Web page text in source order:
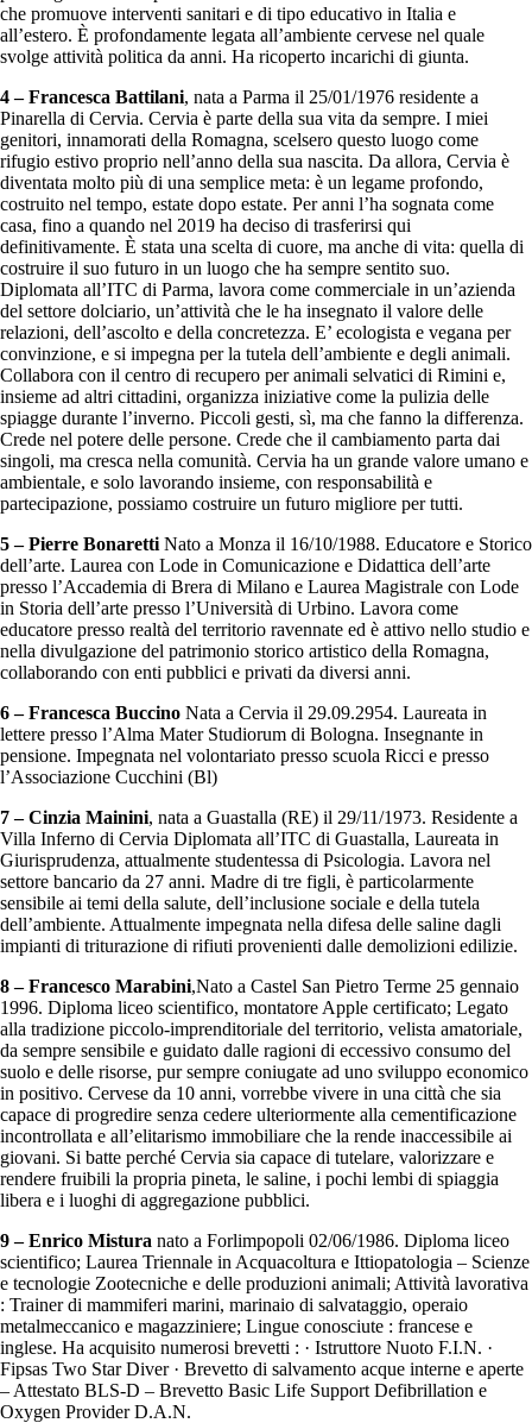
che promuove interventi sanitari e di tipo educativo in Italia e
all’estero. È profondamente legata all’ambiente cervese nel quale
svolge attività politica da anni. Ha ricoperto incarichi di giunta.
4 – Francesca Battilani, nata a Parma il 25/01/1976 residente a
Pinarella di Cervia. Cervia è parte della sua vita da sempre. I miei
genitori, innamorati della Romagna, scelsero questo luogo come
rifugio estivo proprio nell’anno della sua nascita. Da allora, Cervia è
diventata molto più di una semplice meta: è un legame profondo,
costruito nel tempo, estate dopo estate. Per anni l’ha sognata come
casa, fino a quando nel 2019 ha deciso di trasferirsi qui
definitivamente. È stata una scelta di cuore, ma anche di vita: quella di
costruire il suo futuro in un luogo che ha sempre sentito suo.
Diplomata all’ITC di Parma, lavora come commerciale in un’azienda
del settore dolciario, un’attività che le ha insegnato il valore delle
relazioni, dell’ascolto e della concretezza. E’ ecologista e vegana per
convinzione, e si impegna per la tutela dell’ambiente e degli animali.
Collabora con il centro di recupero per animali selvatici di Rimini e,
insieme ad altri cittadini, organizza iniziative come la pulizia delle
spiagge durante l’inverno. Piccoli gesti, sì, ma che fanno la differenza.
Crede nel potere delle persone. Crede che il cambiamento parta dai
singoli, ma cresca nella comunità. Cervia ha un grande valore umano e
ambientale, e solo lavorando insieme, con responsabilità e
partecipazione, possiamo costruire un futuro migliore per tutti.
5 – Pierre Bonaretti Nato a Monza il 16/10/1988. Educatore e Storico
dell’arte. Laurea con Lode in Comunicazione e Didattica dell’arte
presso l’Accademia di Brera di Milano e Laurea Magistrale con Lode
in Storia dell’arte presso l’Università di Urbino. Lavora come
educatore presso realtà del territorio ravennate ed è attivo nello studio e
nella divulgazione del patrimonio storico artistico della Romagna,
collaborando con enti pubblici e privati da diversi anni.
6 – Francesca Buccino Nata a Cervia il 29.09.2954. Laureata in
lettere presso l’Alma Mater Studiorum di Bologna. Insegnante in
pensione. Impegnata nel volontariato presso scuola Ricci e presso
l’Associazione Cucchini (Bl)
7 – Cinzia Mainini, nata a Guastalla (RE) il 29/11/1973. Residente a
Villa Inferno di Cervia Diplomata all’ITC di Guastalla, Laureata in
Giurisprudenza, attualmente studentessa di Psicologia. Lavora nel
settore bancario da 27 anni. Madre di tre figli, è particolarmente
sensibile ai temi della salute, dell’inclusione sociale e della tutela
dell’ambiente. Attualmente impegnata nella difesa delle saline dagli
impianti di triturazione di rifiuti provenienti dalle demolizioni edilizie.
8 – Francesco Marabini,Nato a Castel San Pietro Terme 25 gennaio
1996. Diploma liceo scientifico, montatore Apple certificato; Legato
alla tradizione piccolo-imprenditoriale del territorio, velista amatoriale,
da sempre sensibile e guidato dalle ragioni di eccessivo consumo del
suolo e delle risorse, pur sempre coniugate ad uno sviluppo economico
in positivo. Cervese da 10 anni, vorrebbe vivere in una città che sia
capace di progredire senza cedere ulteriormente alla cementificazione
incontrollata e all’elitarismo immobiliare che la rende inaccessibile ai
giovani. Si batte perché Cervia sia capace di tutelare, valorizzare e
rendere fruibili la propria pineta, le saline, i pochi lembi di spiaggia
libera e i luoghi di aggregazione pubblici.
9 – Enrico Mistura nato a Forlimpopoli 02/06/1986. Diploma liceo
scientifico; Laurea Triennale in Acquacoltura e Ittiopatologia – Scienze
e tecnologie Zootecniche e delle produzioni animali; Attività lavorativa
: Trainer di mammiferi marini, marinaio di salvataggio, operaio
metalmeccanico e magazziniere; Lingue conosciute : francese e
inglese. Ha acquisito numerosi brevetti : · Istruttore Nuoto F.I.N. ·
Fipsas Two Star Diver · Brevetto di salvamento acque interne e aperte
– Attestato BLS-D – Brevetto Basic Life Support Defibrillation e
Oxygen Provider D.A.N.